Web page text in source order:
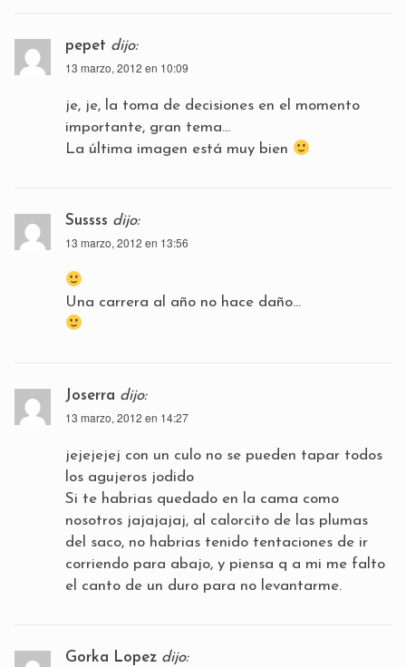
pepet dijo:
13 marzo, 2012 en 10:09
je, je, la toma de decisiones en el momento
importante, gran tema…
La última imagen está muy bien
Sussss dijo:
13 marzo, 2012 en 13:56
Una carrera al año no hace daño…
Joserra dijo:
13 marzo, 2012 en 14:27
jejejejej con un culo no se pueden tapar todos
los agujeros jodido
Si te habrias quedado en la cama como
nosotros jajajajaj, al calorcito de las plumas
del saco, no habrias tenido tentaciones de ir
corriendo para abajo, y piensa q a mi me falto
el canto de un duro para no levantarme.
Gorka Lopez dijo: